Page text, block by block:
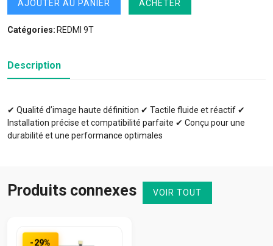
AJOUTER AU PANIER ACHETER
Catégories: REDMI 9T
Description
✔ Qualité d’image haute définition ✔ Tactile fluide et réactif ✔
Installation précise et compatibilité parfaite ✔ Conçu pour une
durabilité et une performance optimales
Produits connexes VOIR TOUT
-29%